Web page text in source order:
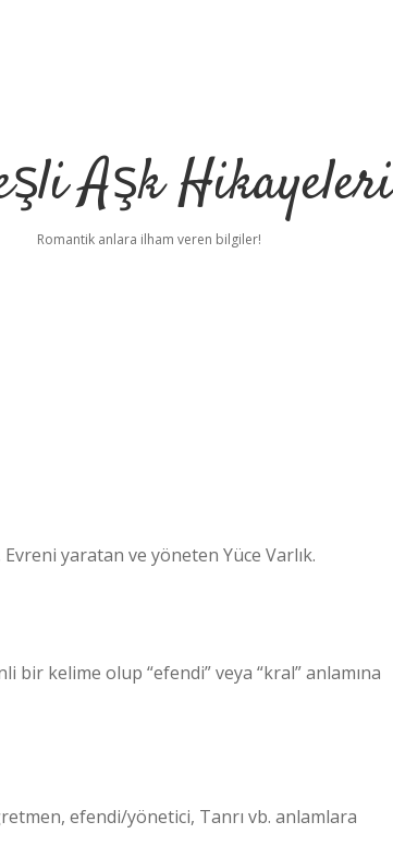
Aşk Hikayeleri
Romantik anlara ilham veren bilgiler!
yaratan ve yöneten Yüce Varlık.
efendi/yönetici, Tanrı vb. anlamlara